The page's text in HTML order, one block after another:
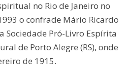
no Rio de Janeiro no
o confrade Mário Ricardo
Sociedade Pró-Livro Espírita
de Porto Alegre (RS), onde
de 1915.